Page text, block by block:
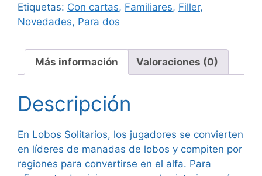
Etiquetas: Con cartas, Familiares, Filler,
Novedades, Para dos
Más información Valoraciones (0)
Descripción
En Lobos Solitarios, los jugadores se convierten
en líderes de manadas de lobos y compiten por
regiones para convertirse en el alfa. Para